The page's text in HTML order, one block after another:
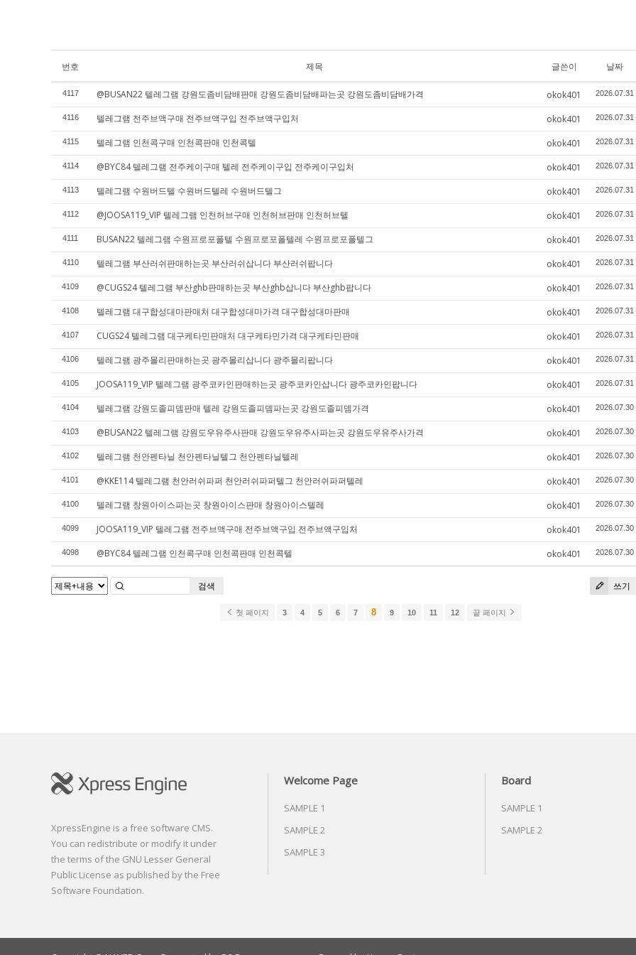
번호 제목 글쓴이 날짜
4117 @BUSAN22 텔레그램 강원도좀비담배판매 강원도좀비담배파는곳 강원도좀비담배가격 okok401 2026.07.31
4116 텔레그램 전주브액구매 전주브액구입 전주브액구입처 okok401 2026.07.31
4115 텔레그램 인천콕구매 인천콕판매 인천콕텔 okok401 2026.07.31
4114 @BYC84 텔레그램 전주케이구매 텔레 전주케이구입 전주케이구입처 okok401 2026.07.31
4113 텔레그램 수원버드텔 수원버드텔레 수원버드텔그 okok401 2026.07.31
4112 @JOOSA119_VIP 텔레그램 인천허브구매 인천허브판매 인천허브텔 okok401 2026.07.31
4111 BUSAN22 텔레그램 수원프로포폴텔 수원프로포폴텔레 수원프로포폴텔그 okok401 2026.07.31
4110 텔레그램 부산러쉬판매하는곳 부산러쉬삽니다 부산러쉬팝니다 okok401 2026.07.31
4109 @CUGS24 텔레그램 부산ghb판매하는곳 부산ghb삽니다 부산ghb팝니다 okok401 2026.07.31
4108 텔레그램 대구합성대마판매처 대구합성대마가격 대구합성대마판매 okok401 2026.07.31
4107 CUGS24 텔레그램 대구케타민판매처 대구케타민가격 대구케타민판매 okok401 2026.07.31
4106 텔레그램 광주몰리판매하는곳 광주몰리삽니다 광주몰리팝니다 okok401 2026.07.31
4105 JOOSA119_VIP 텔레그램 광주코카인판매하는곳 광주코카인삽니다 광주코카인팝니다 okok401 2026.07.31
4104 텔레그램 강원도졸피뎀판매 텔레 강원도졸피뎀파는곳 강원도졸피뎀가격 okok401 2026.07.30
4103 @BUSAN22 텔레그램 강원도우유주사판매 강원도우유주사파는곳 강원도우유주사가격 okok401 2026.07.30
4102 텔레그램 천안펜타닐 천안펜타닐텔그 천안펜타닐텔레 okok401 2026.07.30
4101 @KKE114 텔레그램 천안러쉬파퍼 천안러쉬파퍼텔그 천안러쉬파퍼텔레 okok401 2026.07.30
4100 텔레그램 창원아이스파는곳 창원아이스판매 창원아이스텔레 okok401 2026.07.30
4099 JOOSA119_VIP 텔레그램 전주브액구매 전주브액구입 전주브액구입처 okok401 2026.07.30
4098 @BYC84 텔레그램 인천콕구매 인천콕판매 인천콕텔 okok401 2026.07.30
쓰기
검색
첫 페이지 3 4 5 6 7 8 9 10 11 12 끝 페이지
XpressEngine is a free software CMS.
You can redistribute or modify it under
the terms of the GNU Lesser General
Public License as published by the Free
Software Foundation.
Welcome Page
SAMPLE 1
SAMPLE 2
SAMPLE 3
Board
SAMPLE 1
SAMPLE 2